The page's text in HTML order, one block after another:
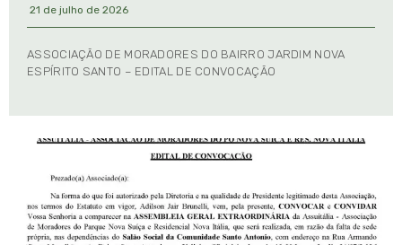
21 de julho de 2026
ASSOCIAÇÃO DE MORADORES DO BAIRRO JARDIM NOVA
ESPÍRITO SANTO – EDITAL DE CONVOCAÇÃO